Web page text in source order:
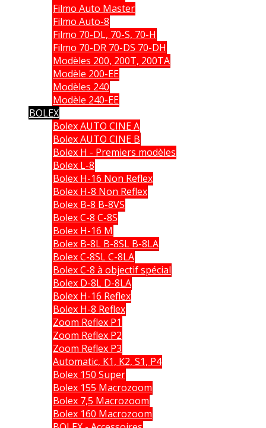
Filmo Auto Master
Filmo Auto-8
Filmo 70-DL, 70-S, 70-H
Filmo 70-DR 70-DS 70-DH
Modèles 200, 200T, 200TA
Modèle 200-EE
Modèles 240
Modèle 240-EE
BOLEX
Bolex AUTO CINE A
Bolex AUTO CINE B
Bolex H - Premiers modèles
Bolex L-8
Bolex H-16 Non Reflex
Bolex H-8 Non Reflex
Bolex B-8 B-8VS
Bolex C-8 C-8S
Bolex H-16 M
Bolex B-8L B-8SL B-8LA
Bolex C-8SL C-8LA
Bolex C-8 à objectif spécial
Bolex D-8L D-8LA
Bolex H-16 Reflex
Bolex H-8 Reflex
Zoom Reflex P1
Zoom Reflex P2
Zoom Reflex P3
Automatic, K1, K2, S1, P4
Bolex 150 Super
Bolex 155 Macrozoom
Bolex 7,5 Macrozoom
Bolex 160 Macrozoom